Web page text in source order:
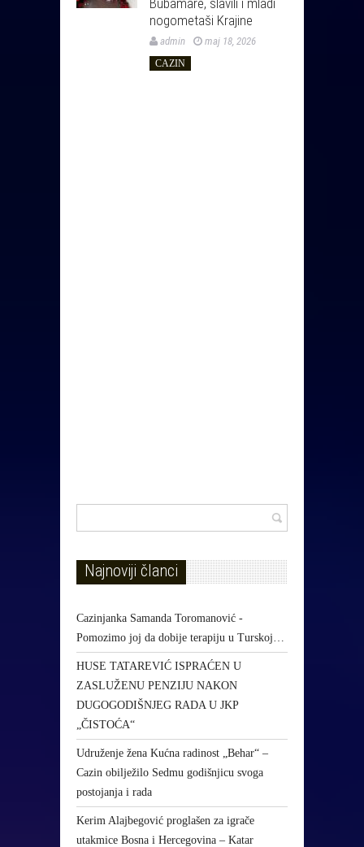
nogometaši Krajine
admin maj 18, 2026
CAZIN
Najnoviji članci
Cazinjanka Samanda Toromanović -
Pomozimo joj da dobije terapiju u Turskoj…
HUSE TATAREVIĆ ISPRAĆEN U
ZASLUŽENU PENZIJU NAKON
DUGOGODIŠNJEG RADA U JKP
„ČISTOĆA“
Udruženje žena Kućna radinost „Behar“ –
Cazin obilježilo Sedmu godišnjicu svoga
postojanja i rada
Kerim Alajbegović proglašen za igrače
utakmice Bosna i Hercegovina – Katar